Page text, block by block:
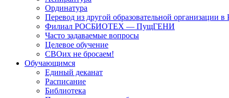
Ординатура
Перевод из другой образовательной
Филиал РОСБИОТЕХ — ПущГЕНИ
Часто задаваемые вопросы
Целевое обучение
СВОих не бросаем!
Обучающимся
Единый деканат
Расписание
Библиотека